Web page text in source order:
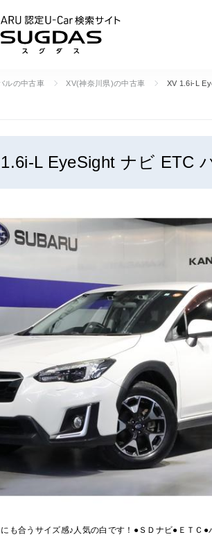
ルの中古車 XV(神奈川県)の中古車 XV 1.6i-L
L EyeSight ナビ ETC
も合うサイズ感♪人気の白です！●ＳＤナビ●ＥＴＣ●